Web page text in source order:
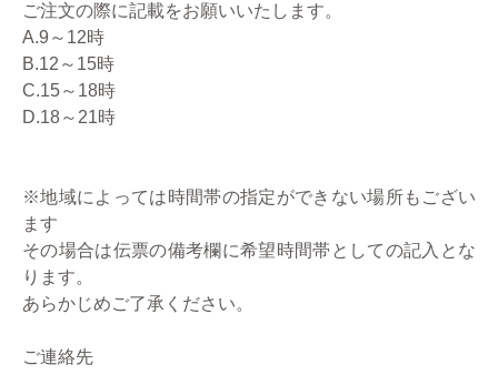
ご注文の際に記載をお願いいたします。
A.9～12時
B.12～15時
C.15～18時
D.18～21時
※地域によっては時間帯の指定ができない場所もござい
ます
その場合は伝票の備考欄に希望時間帯としての記入とな
ります。
あらかじめご了承ください。
ご連絡先